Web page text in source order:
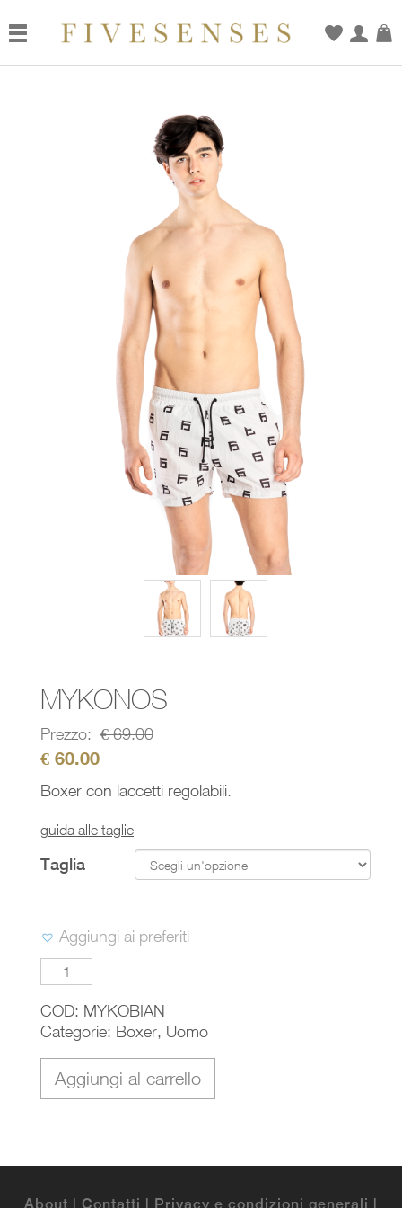
MYKONOS
Prezzo: €69.00
€ 60.00
Boxer con laccetti regolabili.
guida alle taglie
Taglia
Aggiungi ai preferiti
MYKONOS
quantità
COD: MYKOBIAN
Categorie: Boxer, Uomo
Aggiungi al carrello
About | Contatti | Privacy e condizioni generali |